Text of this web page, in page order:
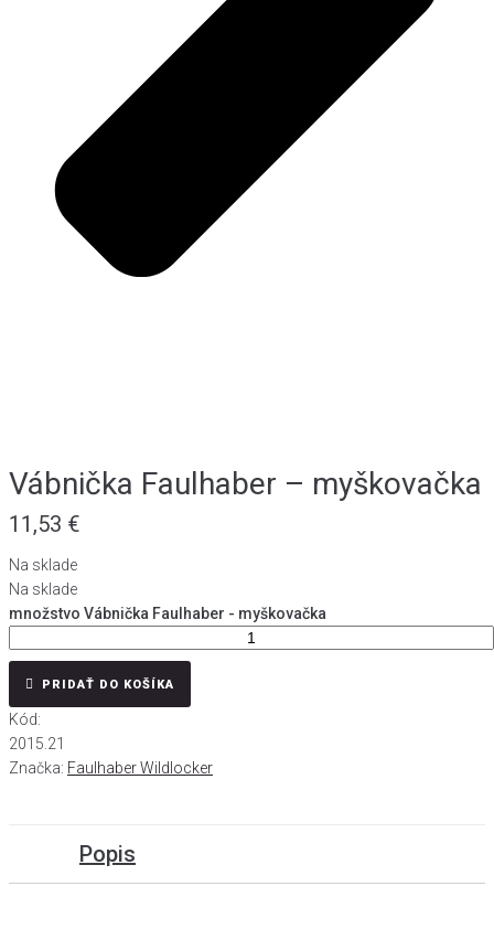
Vábnička Faulhaber – myškovačka
11,53 €
Na sklade
Na sklade
množstvo Vábnička Faulhaber - myškovačka
PRIDAŤ DO KOŠÍKA
Kód:
2015.21
Značka: Faulhaber Wildlocker
Popis